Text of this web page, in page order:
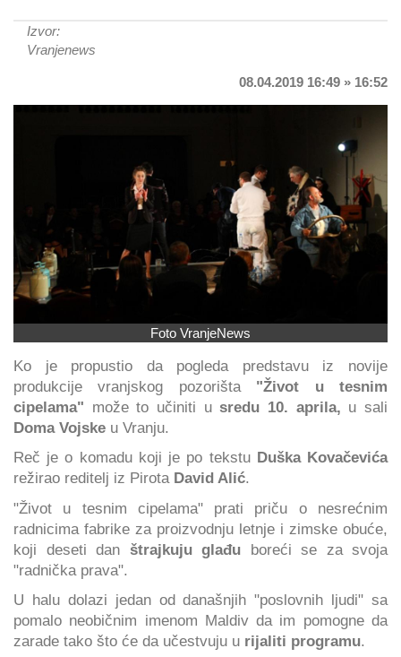
Izvor:
Vranjenews
08.04.2019 16:49 » 16:52
Foto VranjeNews
Ko je propustio da pogleda predstavu iz novije
produkcije vranjskog pozorišta "Život u tesnim
cipelama" može to učiniti usredu 10. aprila, u sali
Doma Vojske u Vranju.
Reč je o komadu koji je po tekstu Duška Kovačevića
režirao reditelj iz Pirota David Alić.
"Život u tesnim cipelama" prati priču o nesrećnim
radnicima fabrike za proizvodnju letnje i zimske obuće,
koji deseti dan štrajkuju glađu boreći se za svoja
"radnička prava".
U halu dolazi jedan od današnjih "poslovnih ljudi" sa
pomalo neobičnim imenom Maldiv da im pomogne da
zarade tako što će da učestvuju u rijaliti programu.